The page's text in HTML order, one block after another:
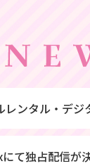
ンタル・デジ
て独占配信が